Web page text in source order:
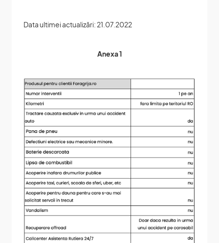
Data ultimei actualizări: 21.07.2022
Anexa 1